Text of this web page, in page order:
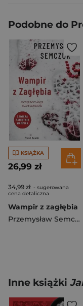
Podobne do
KSIĄŻKA
26,99 zł
34,99 zł - sugerowana
cena detaliczna
Wampir z zagłębia
Przemysław Semczuk
Inne książki